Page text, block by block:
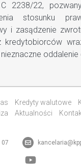
2238/22,
stosunku
i zasądzenie
kredytobiorców
Kredyty walutowe
Aktualności
07